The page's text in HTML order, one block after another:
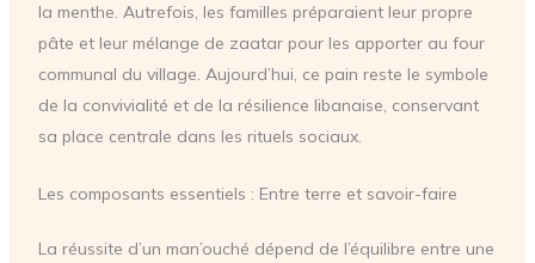
la menthe. Autrefois, les familles préparaient leur propre
pâte et leur mélange de zaatar pour les apporter au four
communal du village. Aujourd’hui, ce pain reste le symbole
de la convivialité et de la résilience libanaise, conservant
sa place centrale dans les rituels sociaux.
Les composants essentiels : Entre terre et savoir-faire
La réussite d’un man’ouché dépend de l’équilibre entre une